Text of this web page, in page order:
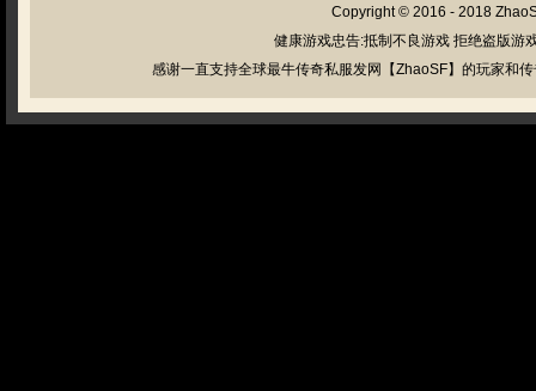
Copyright © 2016 - 2018
健康游戏忠告:抵制不良游戏 拒绝盗版游
感谢一直支持全球最牛传奇私服发网【ZhaoSF】的玩家和